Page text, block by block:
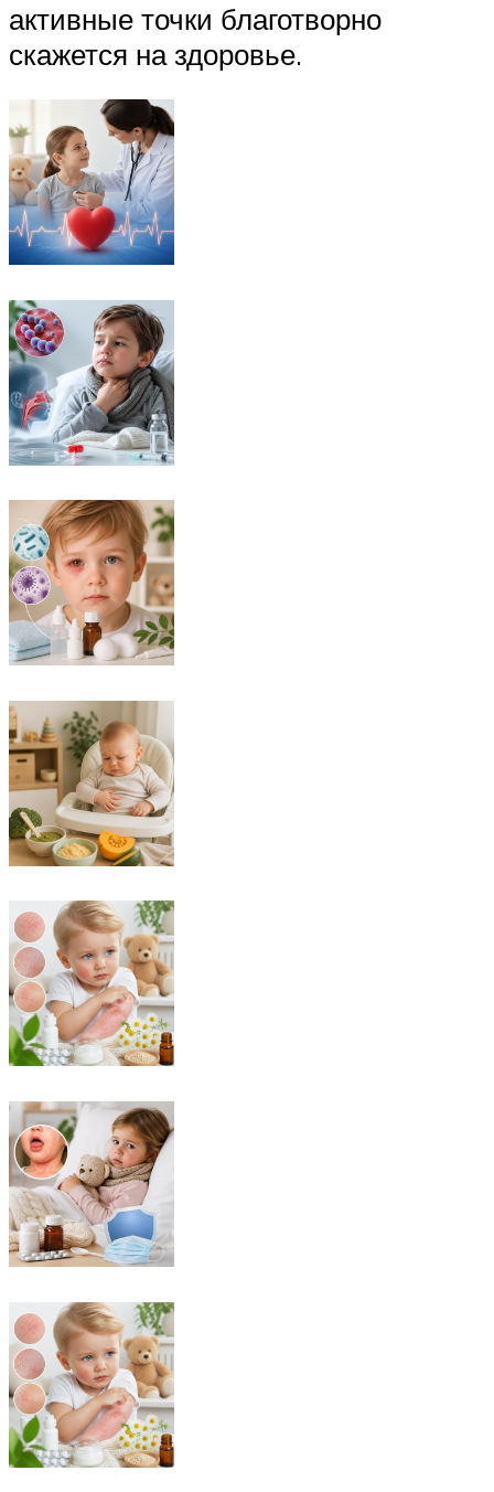
активные точки благотворно
скажется на здоровье.